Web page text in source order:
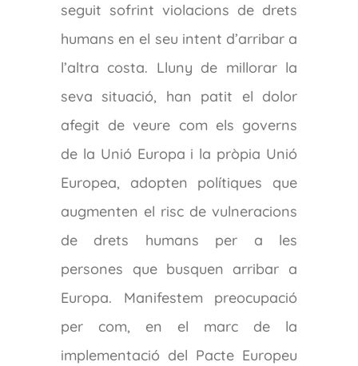
seguit sofrint violacions de drets
humans en el seu intent d’arribar a
l’altra costa. Lluny de millorar la
seva situació, han patit el dolor
afegit de veure com els governs
de la Unió Europa i la pròpia Unió
Europea, adopten polítiques que
augmenten el risc de vulneracions
de drets humans per a les
persones que busquen arribar a
Europa. Manifestem preocupació
per com, en el marc de la
implementació del Pacte Europeu